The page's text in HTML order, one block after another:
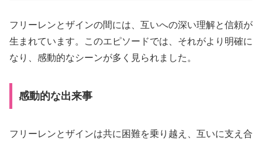
フリーレンとザインの間には、互いへの深い理解と信頼が
生まれています。このエピソードでは、それがより明確に
なり、感動的なシーンが多く見られました。
感動的な出来事
フリーレンとザインは共に困難を乗り越え、互いに支え合